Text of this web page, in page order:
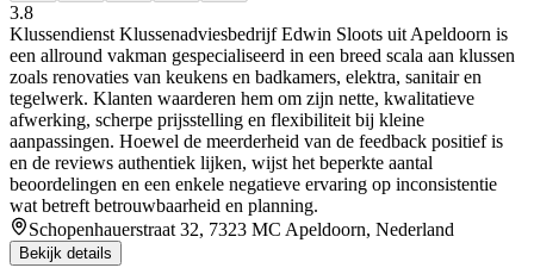
3.8
Klussendienst Klussenadviesbedrijf Edwin Sloots uit Apeldoorn is
een allround vakman gespecialiseerd in een breed scala aan klussen
zoals renovaties van keukens en badkamers, elektra, sanitair en
tegelwerk. Klanten waarderen hem om zijn nette, kwalitatieve
afwerking, scherpe prijsstelling en flexibiliteit bij kleine
aanpassingen. Hoewel de meerderheid van de feedback positief is
en de reviews authentiek lijken, wijst het beperkte aantal
beoordelingen en een enkele negatieve ervaring op inconsistentie
wat betreft betrouwbaarheid en planning.
Schopenhauerstraat 32, 7323 MC Apeldoorn, Nederland
Bekijk details